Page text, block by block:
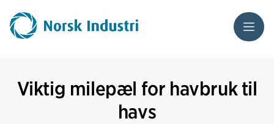
Meny
Viktig milepæl for havbruk til
havs